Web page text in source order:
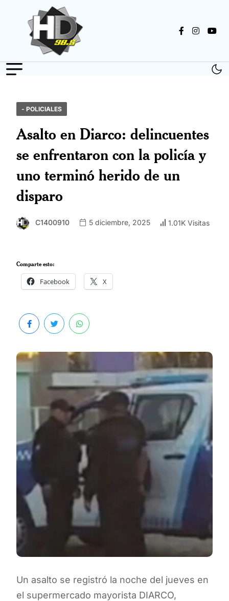
- POLICIALES
Asalto en Diarco: delincuentes
se enfrentaron con la policía y
uno terminó herido de un
disparo
C1400910 5 diciembre, 2025 1.01K Visitas
Comparte esto:
Facebook X
Un asalto se registró la noche del jueves en
el supermercado mayorista DIARCO,